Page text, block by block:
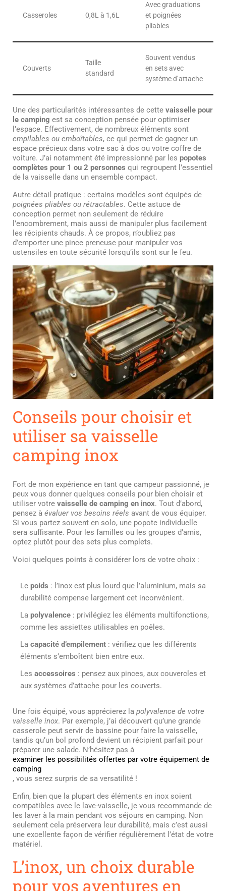
Casseroles 0,8L à 1,6L
Avec graduations
et poignées
pliables
Couverts
Taille
standard
Souvent vendus
en sets avec
système d’attache
Une des particularités intéressantes de cette vaisselle pour
le camping est sa conception pensée pour optimiser
l’espace. Effectivement, de nombreux éléments sont
empilables ou emboîtables, ce qui permet de gagner un
espace précieux dans votre sac à dos ou votre coffre de
voiture. J’ai notamment été impressionné par les popotes
complètes pour 1 ou 2 personnes qui regroupent l’essentiel
de la vaisselle dans un ensemble compact.
Autre détail pratique : certains modèles sont équipés de
poignées pliables ou rétractables. Cette astuce de
conception permet non seulement de réduire
l’encombrement, mais aussi de manipuler plus facilement
les récipients chauds. À ce propos, n’oubliez pas
d’emporter une pince preneuse pour manipuler vos
ustensiles en toute sécurité lorsqu’ils sont sur le feu.
Conseils pour choisir et
utiliser sa vaisselle
camping inox
Fort de mon expérience en tant que campeur passionné, je
peux vous donner quelques conseils pour bien choisir et
utiliser votre vaisselle de camping en inox. Tout d’abord,
pensez à évaluer vos besoins réels avant de vous équiper.
Si vous partez souvent en solo, une popote individuelle
sera suffisante. Pour les familles ou les groupes d’amis,
optez plutôt pour des sets plus complets.
Voici quelques points à considérer lors de votre choix :
Le poids : l’inox est plus lourd que l’aluminium, mais sa
durabilité compense largement cet inconvénient.
La polyvalence : privilégiez les éléments multifonctions,
comme les assiettes utilisables en poêles.
La capacité d’empilement : vérifiez que les différents
éléments s’emboîtent bien entre eux.
Les accessoires : pensez aux pinces, aux couvercles et
aux systèmes d’attache pour les couverts.
Une fois équipé, vous apprécierez la polyvalence de votre
vaisselle inox. Par exemple, j’ai découvert qu’une grande
casserole peut servir de bassine pour faire la vaisselle,
tandis qu’un bol profond devient un récipient parfait pour
préparer une salade. N’hésitez pas à
examiner les possibilités offertes par votre équipement de
camping
, vous serez surpris de sa versatilité !
Enfin, bien que la plupart des éléments en inox soient
compatibles avec le lave-vaisselle, je vous recommande de
les laver à la main pendant vos séjours en camping. Non
seulement cela préservera leur durabilité, mais c’est aussi
une excellente façon de vérifier régulièrement l’état de votre
matériel.
L’inox, un choix durable
pour vos aventures en